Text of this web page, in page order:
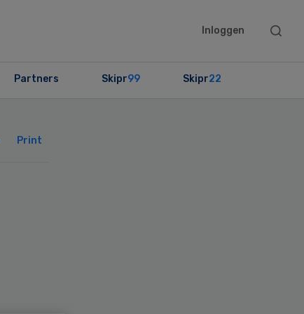
Inloggen
Search
Partners Skipr99 Skipr22
Print